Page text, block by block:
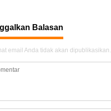
g
a
s
o
Balasan
email Anda tidak akan dipublikasikan.